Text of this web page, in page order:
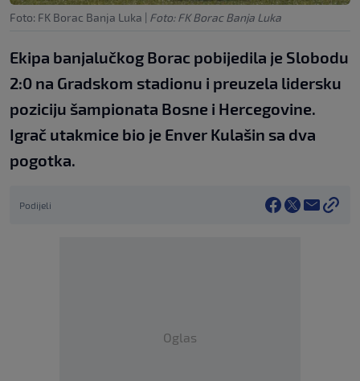
Foto: FK Borac Banja Luka | Foto: FK Borac Banja Luka
Ekipa banjalučkog Borac pobijedila je Slobodu
2:0 na Gradskom stadionu i preuzela lidersku
poziciju šampionata Bosne i Hercegovine.
Igrač utakmice bio je Enver Kulašin sa dva
pogotka.
Podijeli
Oglas